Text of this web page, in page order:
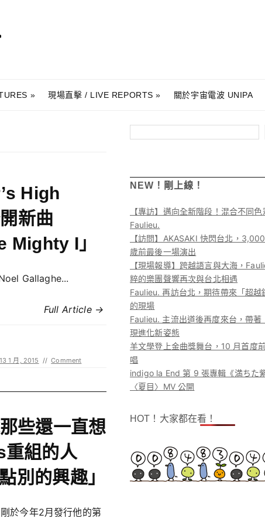
現場直擊 / LIVE REPORTS 關於宇宙電波 UNIPA
High
新曲
Mighty I」
Gallaghe...
Full Article →
13 1 月, 2015 // Comment
些還一直想
組的人
別的興趣」
於今年2月發行他的第
NEW！剛上線！
【專訪】邁向全新階段！混合不同色
Faulieu.
【訪問】AKASAKI 快閃台北，
歲前最後一場演出
【現場報導】跨越語言與大海，
粹的樂團聲響再次與台北相遇
Faulieu. 再訪台北，期待帶來「超越
的現場
Faulieu. 主流出道後再度來台，帶著
現進化新姿態
羊文學登上金曲獎舞台，10 月首度
唱
indigo la End 第 9 張專輯《満ちた
〈夏目〉MV 公開
HOT！大家都在看！